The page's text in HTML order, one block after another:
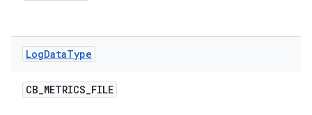
LogDataType
CB_METRICS_FILE